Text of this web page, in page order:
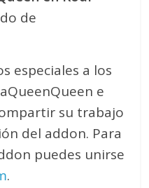
de
especiales a los
e
su trabajo
del addon. Para
puedes unirse
.